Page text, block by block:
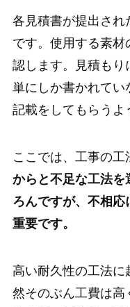
各見積書が提出さ
です。使用する素
認します。見積もり
単にしか書かれて
記載をしてもらうよ
ここでは、工事の工
からと不足な工法を
ろんですが、不相応
重要です。
高い耐久性の工法に
然そのぶん工費は高